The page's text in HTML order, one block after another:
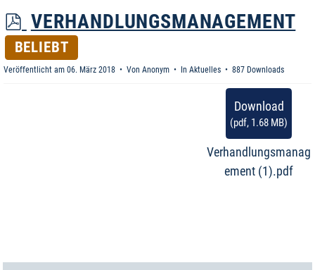
P
D
F
VERHANDLUNGSMANAGEMENT
BELIEBT
Veröffentlicht am 06. März 2018 Von Anonym In Aktuelles 887 Downloads
Download
(pdf, 1.68 MB)
Verhandlungsmanag
ement (1).pdf